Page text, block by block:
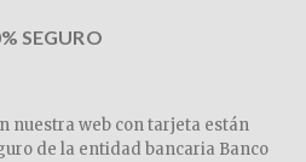
SEGURO
nuestra web con tarjeta están
de la entidad bancaria Banco